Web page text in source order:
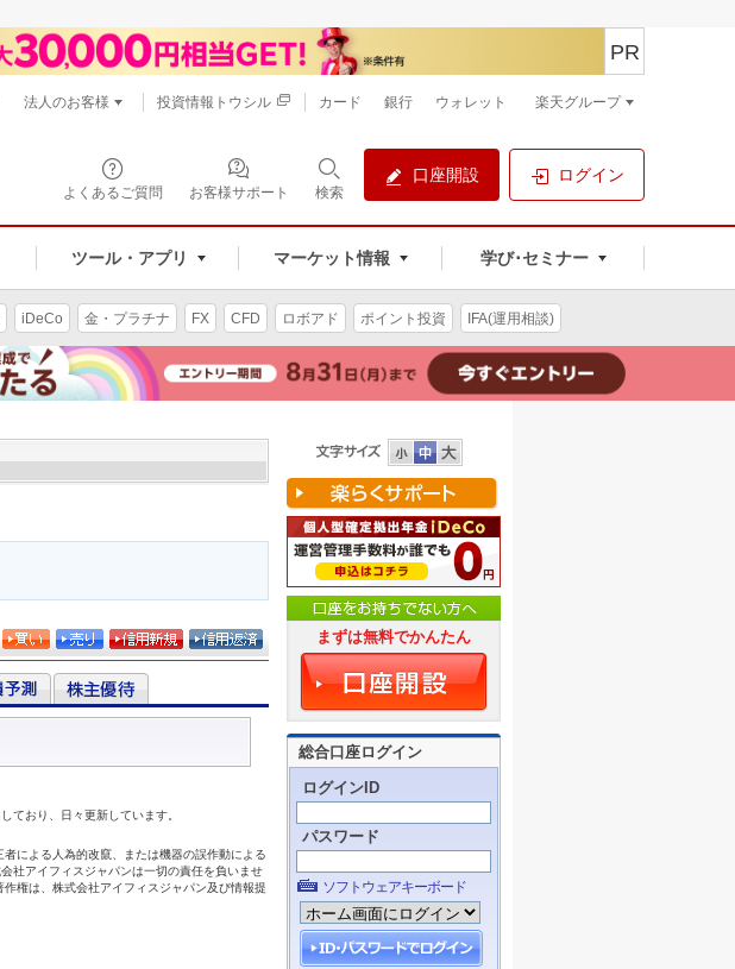
よくあるご質問 お客様サポート 検索
口座開設 ログイン
ツール・アプリ マーケット情報 学び･セミナー
PR
法人のお客様 投資情報トウシル カード 銀行 ウォレット 楽天グループ
iDeCo 金・プラチナ FX CFD ロボアド ポイント投資 IFA(運用相談)
まずは無料でかんたん
総合口座ログイン
ログインID
パスワード
ソフトウェアキーボード